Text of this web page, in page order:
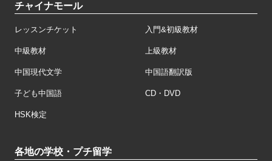
チャイナモール
レッスンチケット 入門&初級教材
中級教材 上級教材
中国現代文学 中国語翻訳版
子ども中国語 CD・DVD
HSK検定
各地の学校・プチ留学